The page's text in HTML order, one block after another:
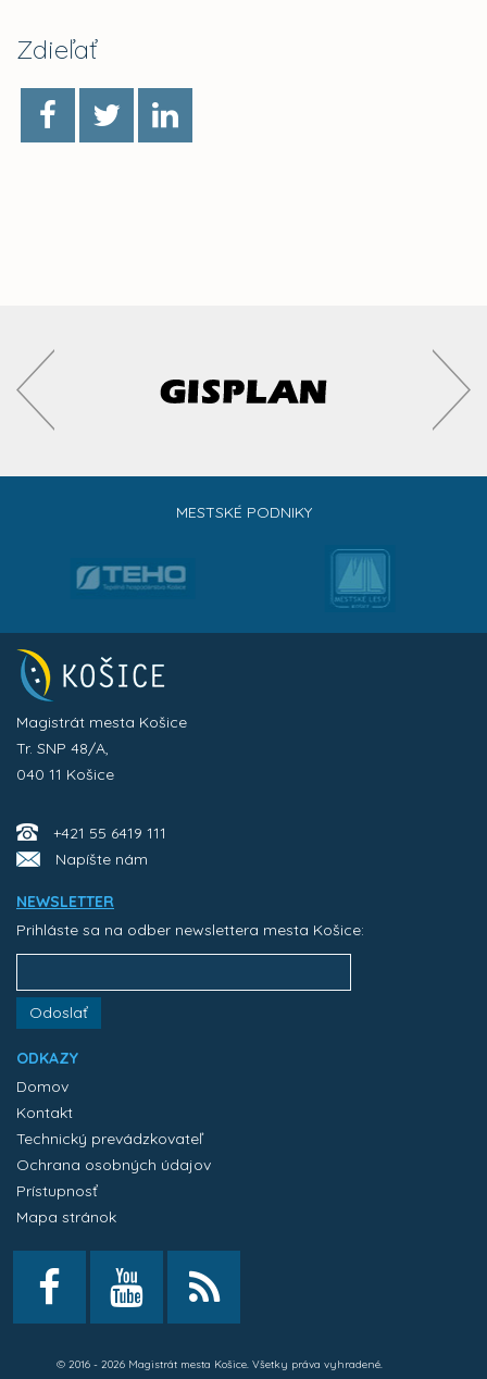
Zdieľať
MESTSKÉ PODNIKY
Magistrát mesta Košice
Tr. SNP 48/A,
040 11 Košice
+421 55 6419 111
Napíšte nám
NEWSLETTER
Prihláste sa na odber newslettera mesta Košice:
Odoslať
ODKAZY
Domov
Kontakt
Technický prevádzkovateľ
Ochrana osobných údajov
Prístupnosť
Mapa stránok
© 2016 - 2026 Magistrát mesta Košice. Všetky práva vyhradené.